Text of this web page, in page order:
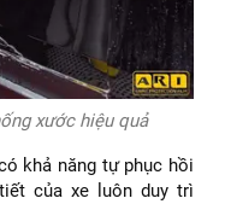
xước hiệu quả
khả năng tự phục hồi
của xe luôn duy trì